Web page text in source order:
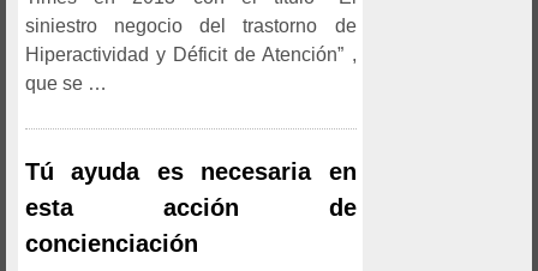
siniestro negocio del trastorno de
Hiperactividad y Déficit de Atención” ,
que se …
Tú ayuda es necesaria en
esta acción de
concienciación